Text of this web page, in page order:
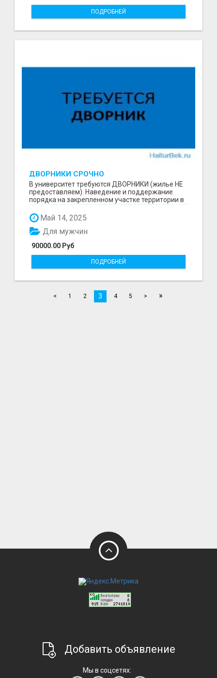
ПОДРОБНЕЙ
ДВОРНИКИ СРОЧНО
В университет требуются ДВОРНИКИ (жилье НЕ
предоставляем). Наведение и поддержание
порядка на закрепленном участке территории в
составе бриг...
Май 14, 2025
90000.00 Руб
Для мужчин
ПОДРОБНЕЙ
< 1 2 3 4 5 > »
Добавить объявление
Мы в соцсетях: